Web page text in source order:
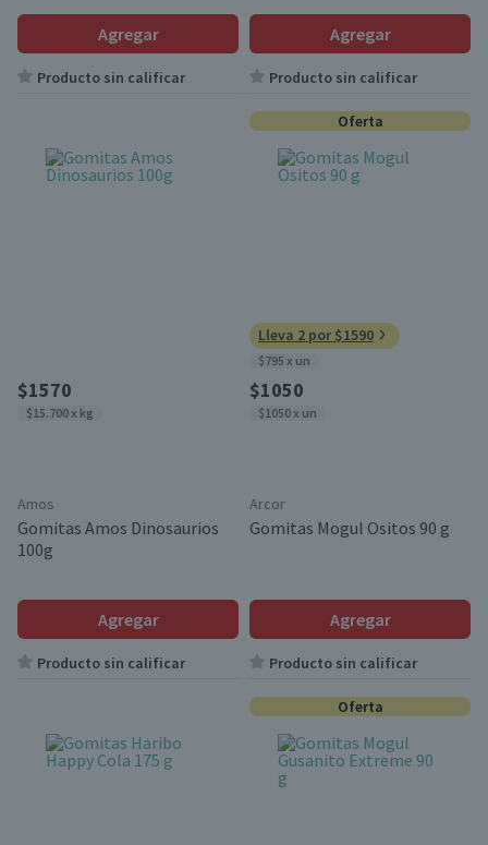
Agregar
Producto sin calificar
Agregar
Producto sin calificar
$1570
$15.700 x kg
Amos
Gomitas Amos Dinosaurios
100g
Agregar
Producto sin calificar
Oferta
Lleva 2 por $1590
$795 x un
$1050
$1050 x un
Arcor
Gomitas Mogul Ositos 90 g
Agregar
Producto sin calificar
Oferta